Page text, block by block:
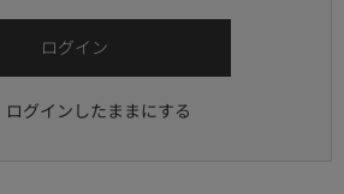
ログインしたままにする